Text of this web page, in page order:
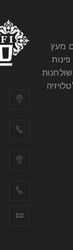
מעץ